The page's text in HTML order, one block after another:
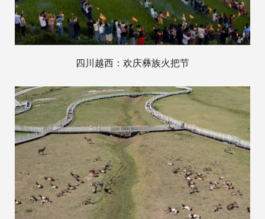
四川越西：欢庆彝族火把节